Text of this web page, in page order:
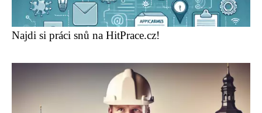
Najdi si práci snů na HitPrace.cz!